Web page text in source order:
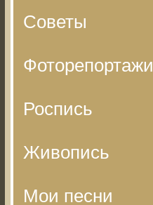
Советы
Фоторепортажи
Роспись
Живопись
Мои песни